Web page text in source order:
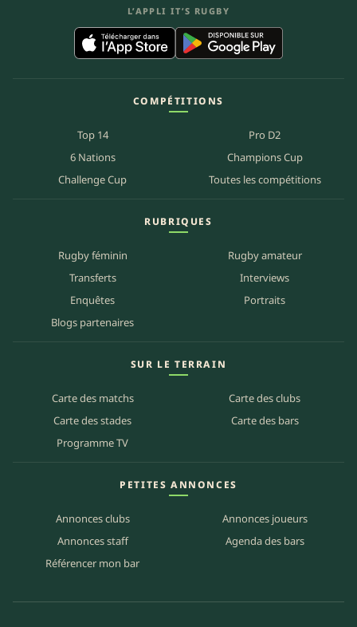
L’APPLI IT’S RUGBY
COMPÉTITIONS
Top 14
Pro D2
6 Nations
Champions Cup
Challenge Cup
Toutes les compétitions
RUBRIQUES
Rugby féminin
Rugby amateur
Transferts
Interviews
Enquêtes
Portraits
Blogs partenaires
SUR LE TERRAIN
Carte des matchs
Carte des clubs
Carte des stades
Carte des bars
Programme TV
PETITES ANNONCES
Annonces clubs
Annonces joueurs
Annonces staff
Agenda des bars
Référencer mon bar